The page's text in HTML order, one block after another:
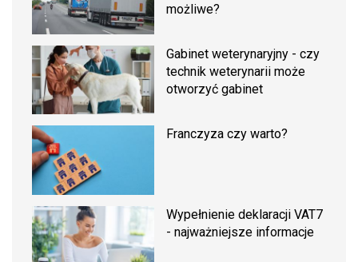
możliwe?
Gabinet weterynaryjny - czy
technik weterynarii może
otworzyć gabinet
Franczyza czy warto?
Wypełnienie deklaracji VAT7
- najważniejsze informacje